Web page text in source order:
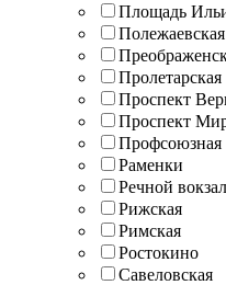
Площадь
Полежаевская
Пролетарская
Проспект
Проспект
Профсоюзная
Раменки
Речной вокзал
Рижская
Римская
Ростокино
Савеловская